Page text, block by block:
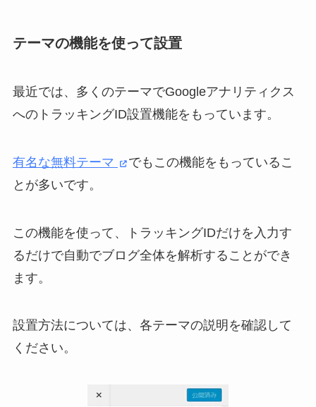
テーマの機能を使って設置
最近では、多くのテーマでGoogleアナリティクス
へのトラッキングID設置機能をもっています。
有名な無料テーマ
でもこの機能をもっているこ
とが多いです。
この機能を使って、トラッキングIDだけを入力す
るだけで自動でブログ全体を解析することができ
ます。
設置方法については、各テーマの説明を確認して
ください。